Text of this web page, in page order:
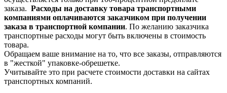
заказа. Расходы на доставку товара транспортными
компаниями оплачиваются заказчиком при получении
заказа в транспортной компании. По желанию заказчика
транспортные расходы могут быть включены в стоимость
товара.
Обращаем ваше внимание на то, что все заказы, отправляются
в "жесткой" упаковке-обрешетке.
Учитывайте это при расчете стоимости доставки на сайтах
транспортных компаний.